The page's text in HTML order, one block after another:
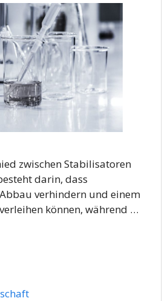
zwischen Stabilisatoren
darin, dass
verhindern und einem
können, während …